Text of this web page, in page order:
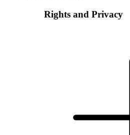
Rights and Privacy